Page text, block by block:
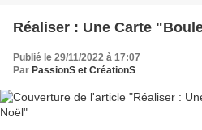
Réaliser : Une Carte
Publié le 29/11/2022 à 17:07
Par PassionS et CréationS